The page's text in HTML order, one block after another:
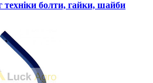
техніки болти, гайки, шайби